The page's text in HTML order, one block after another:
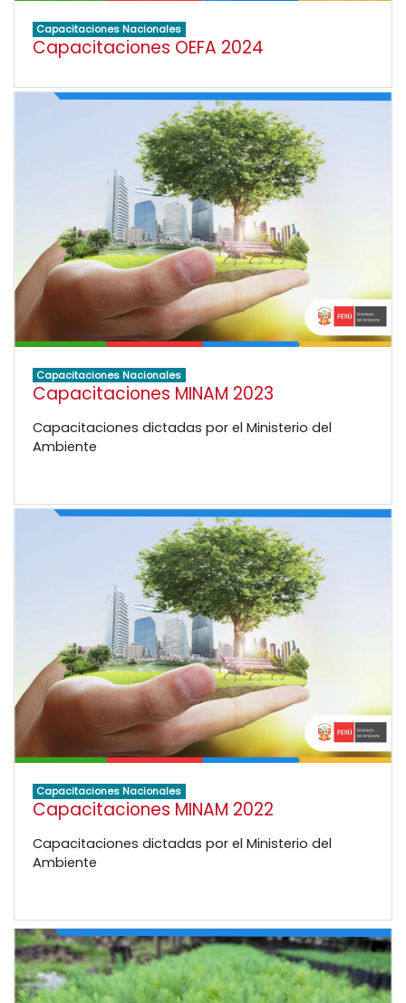
Capacitaciones Nacionales
Capacitaciones OEFA 2024
Capacitaciones Nacionales
Capacitaciones MINAM 2023
Capacitaciones dictadas por el Ministerio del
Ambiente
Capacitaciones Nacionales
Capacitaciones MINAM 2022
Capacitaciones dictadas por el Ministerio del
Ambiente